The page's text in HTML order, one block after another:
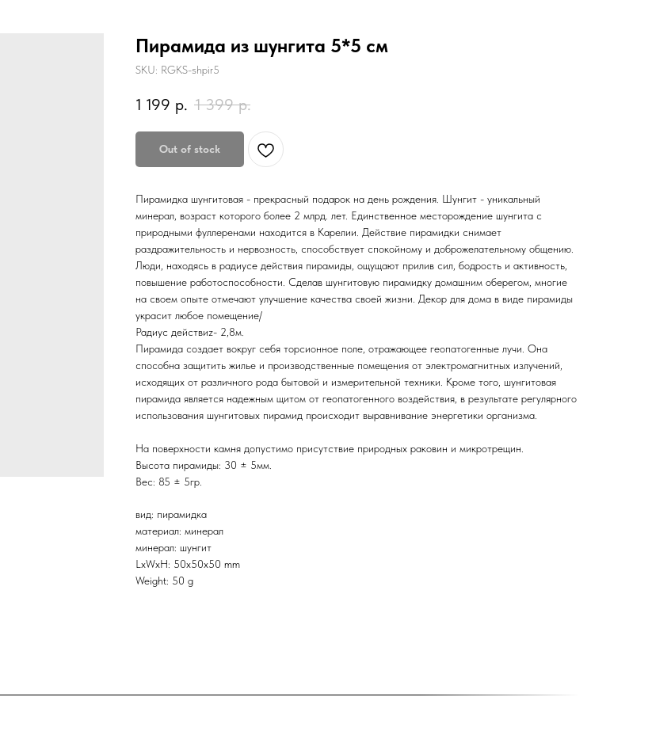
Пирамида из шунгита 5*5 см
SKU: RGKS-shpir5
1 199 р. 1 399 р.
Out of stock
Пирамидка шунгитовая - прекрасный подарок на день рождения. Шунгит - уникальный
минерал, возраст которого более 2 млрд. лет. Единственное месторождение шунгита с
природными фуллеренами находится в Карелии. Действие пирамидки снимает
раздражительность и нервозность, способствует спокойному и доброжелательному общению.
Люди, находясь в радиусе действия пирамиды, ощущают прилив сил, бодрость и активность,
повышение работоспособности. Сделав шунгитовую пирамидку домашним оберегом, многие
на своем опыте отмечают улучшение качества своей жизни. Декор для дома в виде пирамиды
украсит любое помещение/
Радиус действиz- 2,8м.
Пирамида создает вокруг себя торсионное поле, отражающее геопатогенные лучи. Она
способна защитить жилье и производственные помещения от электромагнитных излучений,
исходящих от различного рода бытовой и измерительной техники. Кроме того, шунгитовая
пирамида является надежным щитом от геопатогенного воздействия, в результате регулярного
использования шунгитовых пирамид происходит выравнивание энергетики организма.
На поверхности камня допустимо присутствие природных раковин и микротрещин.
Высота пирамиды: 30 ± 5мм.
Вес: 85 ± 5гр.
вид: пирамидка
материал: минерал
минерал: шунгит
LxWxH: 50x50x50 mm
Weight: 50 g